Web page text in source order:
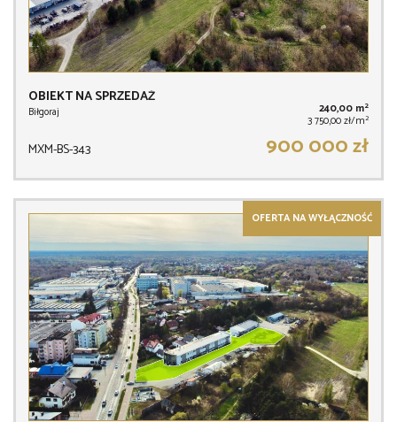
OBIEKT NA SPRZEDAŻ
Biłgoraj 240,00 m2
3 750,00 zł/m2
MXM-BS-343 900 000 zł
OFERTA NA WYŁĄCZNOŚĆ